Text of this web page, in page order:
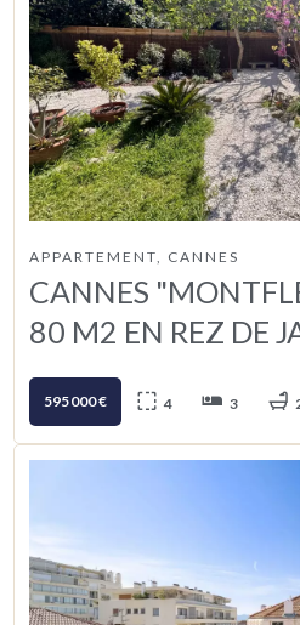
APPARTEMENT, CANNES
CANNES
80 M2 EN REZ DE
595 000 € 4 3